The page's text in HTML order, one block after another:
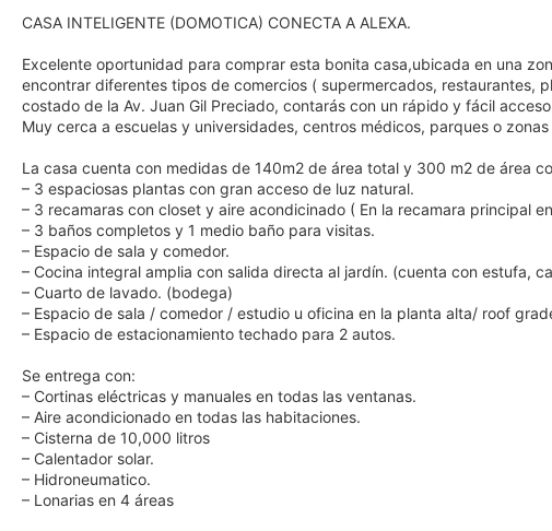
CASA INTELIGENTE (DOMOTICA) CONECTA A ALEXA.
Excelente oportunidad para comprar esta bonita casa,ubicada en una
encontrar diferentes tipos de comercios ( supermercados, restaurantes,
costado de la Av. Juan Gil Preciado, contarás con un rápido y fácil
Muy cerca a escuelas y universidades, centros médicos, parques o
La casa cuenta con medidas de 140m2 de área total y 300 m2 de área
– 3 espaciosas plantas con gran acceso de luz natural.
– 3 recamaras con closet y aire acondicinado ( En la recamara principal
– 3 baños completos y 1 medio baño para visitas.
– Espacio de sala y comedor.
– Cocina integral amplia con salida directa al jardín. (cuenta con estufa,
– Cuarto de lavado. (bodega)
– Espacio de sala / comedor / estudio u oficina en la planta alta/ roof
– Espacio de estacionamiento techado para 2 autos.
Se entrega con:
– Cortinas eléctricas y manuales en todas las ventanas.
– Aire acondicionado en todas las habitaciones.
– Cisterna de 10,000 litros
– Calentador solar.
– Hidroneumatico.
– Lonarias en 4 áreas